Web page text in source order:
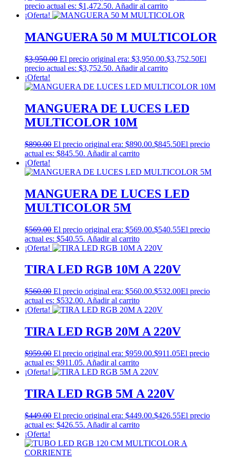
precio actual es: $1,472.50. Añadir al carrito
¡Oferta!
MANGUERA 50 M MULTICOLOR
$3,950.00 El precio original era: $3,950.00.$3,752.50El
precio actual es: $3,752.50. Añadir al carrito
¡Oferta!
MANGUERA DE LUCES LED
MULTICOLOR 10M
$890.00 El precio original era: $890.00.$845.50El precio
actual es: $845.50. Añadir al carrito
¡Oferta!
MANGUERA DE LUCES LED
MULTICOLOR 5M
$569.00 El precio original era: $569.00.$540.55El precio
actual es: $540.55. Añadir al carrito
¡Oferta!
TIRA LED RGB 10M A 220V
$560.00 El precio original era: $560.00.$532.00El precio
actual es: $532.00. Añadir al carrito
¡Oferta!
TIRA LED RGB 20M A 220V
$959.00 El precio original era: $959.00.$911.05El precio
actual es: $911.05. Añadir al carrito
¡Oferta!
TIRA LED RGB 5M A 220V
$449.00 El precio original era: $449.00.$426.55El precio
actual es: $426.55. Añadir al carrito
¡Oferta!